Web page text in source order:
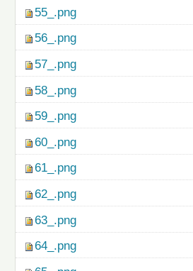
55_.png
56_.png
57_.png
58_.png
59_.png
60_.png
61_.png
62_.png
63_.png
64_.png